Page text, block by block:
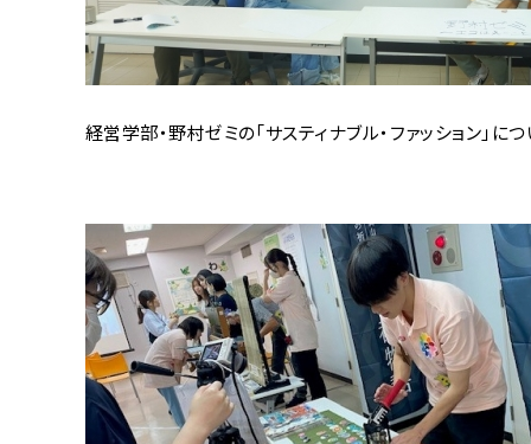
経営学部・野村ゼミの「サスティナブル・ファッション」に